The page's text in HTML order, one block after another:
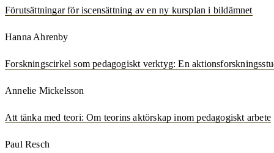
Förutsättningar för iscensättning av en ny kursplan i bildämnet
Hanna Ahrenby
Forskningscirkel som pedagogiskt verktyg: En
Annelie Mickelsson
Att tänka med teori: Om teorins aktörskap inom pedagogiskt arbete
Paul Resch